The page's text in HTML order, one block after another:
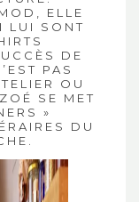
ELLE
LUI SONT
DE
PAS
OU
SE MET
»
DU